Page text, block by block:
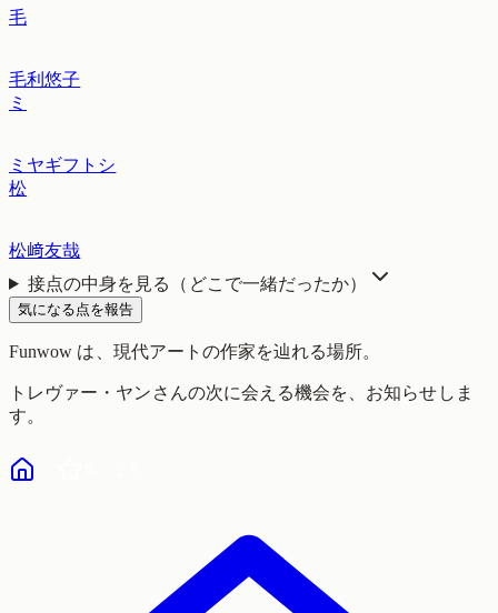
毛
毛利悠子
ミ
ミヤギフトシ
松
松﨑友哉
接点の中身を見る（どこで一緒だったか）
気になる点を報告
Funwow は、現代アートの作家を辿れる場所。
トレヴァー・ヤン さんの次に会える機会を、お知らせしま
す。